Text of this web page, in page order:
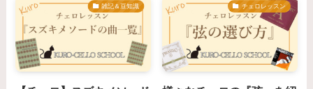
雑記＆豆知識 チェロレッスン